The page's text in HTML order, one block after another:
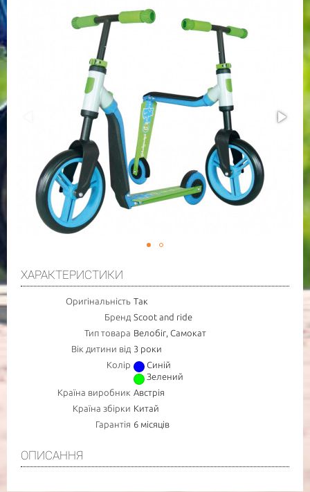
ХАРАКТЕРИСТИКИ
Оригінальність Так
Бренд Scoot and ride
Тип товара Велобіг, Самокат
Вік дитини від 3 роки
Колір
Синій
Зелений
Країна виробник Австрія
Країна збірки Китай
Гарантія 6 місяців
ОПИСАННЯ
ПОВІДОМИТИ ПРО НАЯВНІСТЬ
НОМЕР МОБ. ТЕЛЕФОНУ (SMS)
Повідомте про зразкову дату доставки товару
АКТУАЛЬНІСТЬ
- обов'язково до заповнення